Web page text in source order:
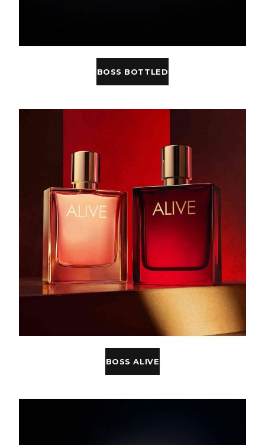
BOSS BOTTLED
BOSS ALIVE